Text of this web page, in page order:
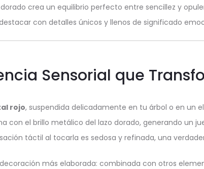
crea un equilibrio perfecto entre sencillez y
con detalles únicos y llenos de significado
Sensorial que
rojo, suspendida delicadamente en tu árbol o en un
con el brillo metálico del lazo dorado, generando un
táctil al tocarla es sedosa y refinada, una
más elaborada: combinada con otros